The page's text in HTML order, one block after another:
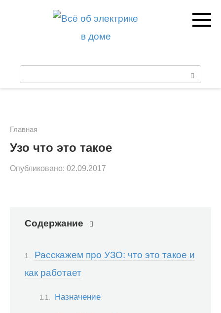
к
Главная
Узо что это такое
Опубликовано: 02.09.2017
Содержание
Расскажем про УЗО: что это такое и
как работает
Назначение